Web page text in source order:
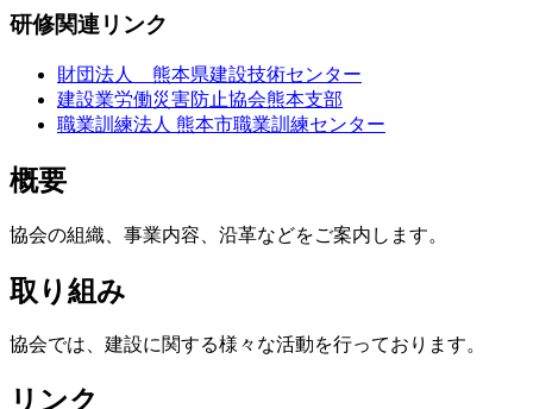
研修関連リンク
財団法人 熊本県建設技術センター
建設業労働災害防止協会熊本支部
職業訓練法人 熊本市職業訓練センター
概要
協会の組織、事業内容、沿革などをご案内します。
取り組み
協会では、建設に関する様々な活動を行っております。
リンク